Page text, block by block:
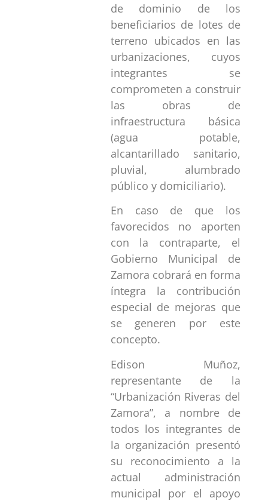
de dominio de los
beneficiarios de lotes de
terreno ubicados en las
urbanizaciones, cuyos
integrantes se
comprometen a construir
las obras de
infraestructura básica
(agua potable,
alcantarillado sanitario,
pluvial, alumbrado
público y domiciliario).
En caso de que los
favorecidos no aporten
con la contraparte, el
Gobierno Municipal de
Zamora cobrará en forma
íntegra la contribución
especial de mejoras que
se generen por este
concepto.
Edison Muñoz,
representante de la
“Urbanización Riveras del
Zamora”, a nombre de
todos los integrantes de
la organización presentó
su reconocimiento a la
actual administración
municipal por el apoyo